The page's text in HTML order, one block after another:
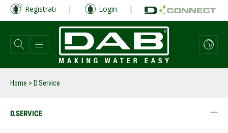
Salta
contenuto
principale
Registrati | Login |
Home > D.Service
D.SERVICE